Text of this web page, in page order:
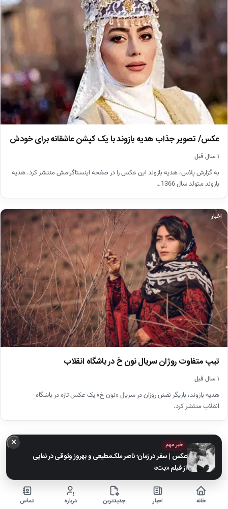
عکس/ تصویر جذاب هدیه بازوند با یک کپشن عاشقانه برای خودش
۱ سال قبل
به گزارش پلاس، هدیه بازوند این عکس را در صفحه اینستاگرامش منتشر کرد. هدیه
بازوند متولد سال 1366…
اخبار
تیپ متفاوت روژان سریال نون خ در باشگاه انقلاب
۱ سال قبل
هدیه بازوند، بازیگر نقش روژان در سریال «نون خ» یک عکس تازه در باشگاه
انقلاب منتشر کرد.
× خبر مهم
عکس | سفر در زمان؛ ناصر ملک‌مطیعی و بهروز وثوقی در نمایی
از فیلم «بت»
خانه اخبار جدیدترین درباره تماس